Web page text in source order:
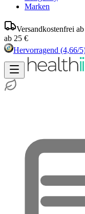
Marken
Versandkostenfrei
ab 25 €
Hervorragend (4,66/